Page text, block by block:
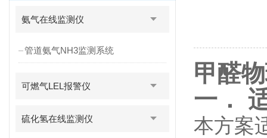
氨气在线监测仪
管道氨气NH3监测系统
可燃气LEL报警仪
硫化氢在线监测仪
甲醛
一．
本方案